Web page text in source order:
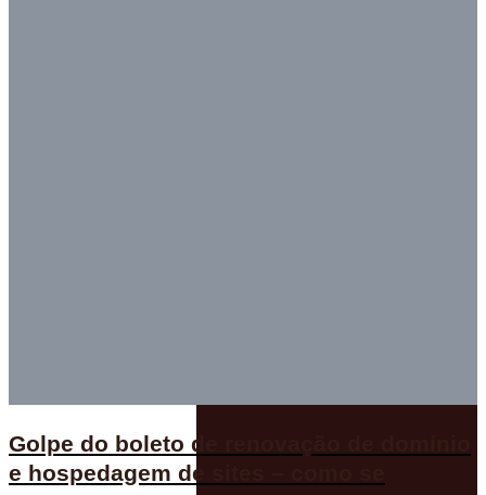
Golpe do boleto de renovação de domínio
e hospedagem de sites – como se